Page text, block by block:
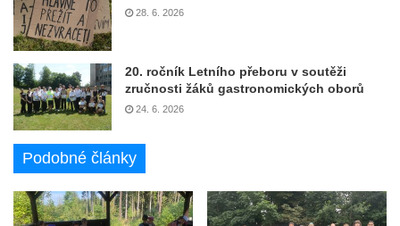
28. 6. 2026
20. ročník Letního přeboru v soutěži
zručnosti žáků gastronomických oborů
24. 6. 2026
Podobné články